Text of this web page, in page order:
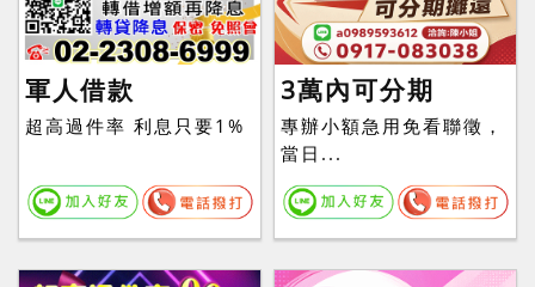
軍人借款
超高過件率 利息只要1%
3萬內可分期
專辦小額急用免看聯徵，
當日...